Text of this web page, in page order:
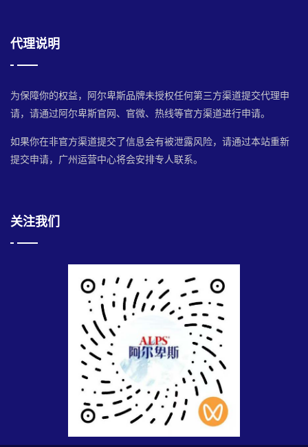
代理说明
为保障你的权益，阿尔卑斯品牌未授权任何第三方渠道提交代理申
请，请通过阿尔卑斯官网、官微、热线等官方渠道进行申请。
如果你在非官方渠道提交了信息会有被泄露风险，请通过本站重新
提交申请，广州运营中心将会安排专人联系。
关注我们